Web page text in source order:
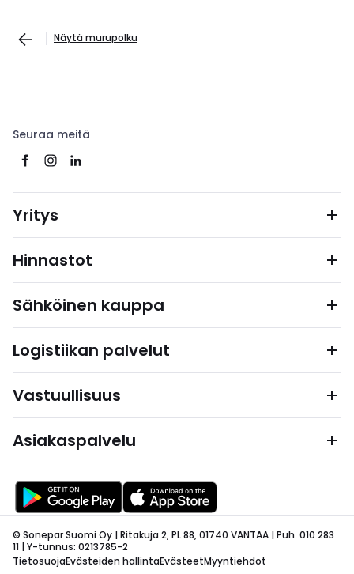
Näytä murupolku
Seuraa meitä
Yritys
Hinnastot
Sähköinen kauppa
Logistiikan palvelut
Vastuullisuus
Asiakaspalvelu
© Sonepar Suomi Oy | Ritakuja 2, PL 88, 01740 VANTAA | Puh. 010 283
11 | Y-tunnus: 0213785-2
TietosuojaEvästeiden hallintaEvästeetMyyntiehdot